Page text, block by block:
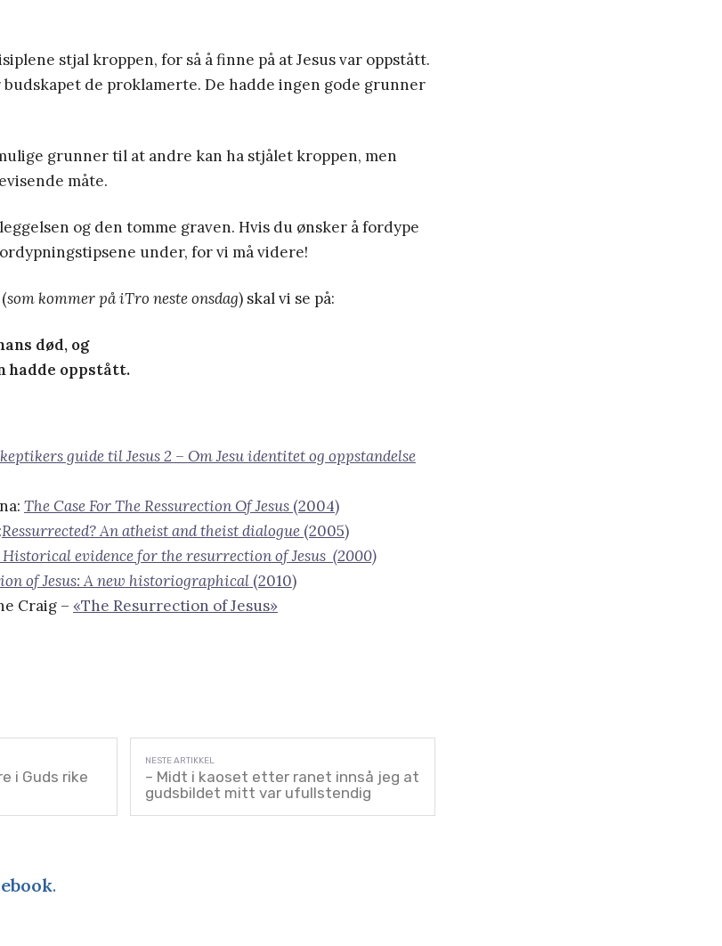
stjal kroppen, for så å finne på at Jesus var oppstått.
de proklamerte. De hadde ingen gode grunner
grunner til at andre kan ha stjålet kroppen, men
måte.
og den tomme graven. Hvis du ønsker å fordype
under, for vi må videre!
som kommer på iTro neste onsdag) skal vi se på:
død, og
hadde oppstått.
guide til Jesus 2 – Om Jesu identitet og oppstandelse
The Case For The Ressurection Of Jesus (2004)
Ressurrected? An atheist and theist dialogue (2005)
Historical evidence for the resurrection of Jesus (2000)
of Jesus: A new historiographical (2010)
Craig – «The Resurrection of Jesus»
i Guds rike
– Midt i kaoset etter ranet innså jeg at
gudsbildet mitt var ufullstendig
.